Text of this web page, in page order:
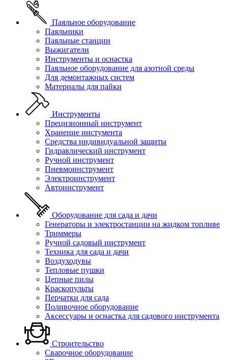
Паяльное оборудование
Паяльники
Паяльные станции
Выжигатели
Инструменты и оснастка
Паяльное оборудование для азотной среды
Для демонтажных систем
Материалы для пайки
Инструменты
Прецизионный инструмент
Хранение инстумента
Средства индивидуальной защиты
Гидравлический инструмент
Ручной инструмент
Пневмоинструмент
Электроинструмент
Автоинструмент
Оборудование для сада и дачи
Генераторы и электростанции на жидком топливе
Триммеры
Ручной садовый инструмент
Техника для сада и дачи
Воздуходувы
Тепловые пушки
Цепные пилы
Краскопульты
Перчатки для сада
Поливочное оборудование
Аксессуары и оснастка для садового инструмента
Строительство
Сварочное оборудование